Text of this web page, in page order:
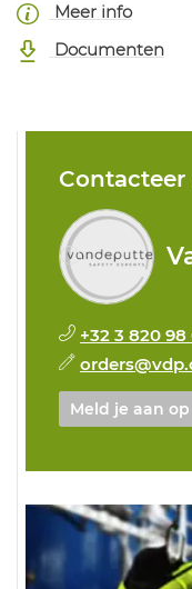
Meer info
Documenten
Contacteer
+32 3 820 98
Meld je aan